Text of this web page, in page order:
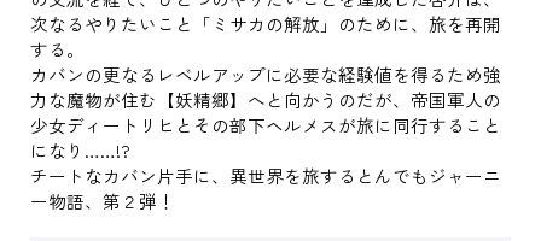
次なるやりたいこと「ミサカの解放」のために、旅を再開
する。
カバンの更なるレベルアップに必要な経験値を得るため強
力な魔物が住む【妖精郷】へと向かうのだが、帝国軍人の
少女ディートリヒとその部下ヘルメスが旅に同行すること
になり……!?
チートなカバン片手に、異世界を旅するとんでもジャーニ
ー物語、第２弾！